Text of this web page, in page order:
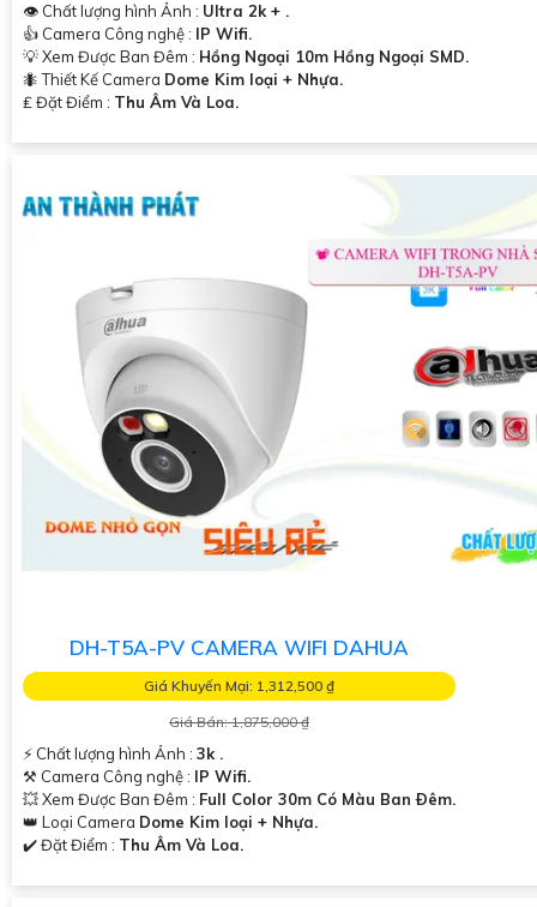
👁 Chất lượng hình Ảnh : Ultra 2k + .
👍 Camera Công nghệ : IP Wifi.
💡 Xem Được Ban Đêm : Hồng Ngoại 10m Hồng Ngoại SMD.
🐜 Thiết Kế Camera Dome Kim loại + Nhựa.
️₤ Đặt Điểm : Thu Âm Và Loa.
DH-T5A-PV CAMERA WIFI DAHUA
Giá Khuyến Mại: 1,312,500 ₫
Giá Bán: 1,875,000 ₫
️⚡ Chất lượng hình Ảnh : 3k .
⚒ Camera Công nghệ : IP Wifi.
💥 Xem Được Ban Đêm : Full Color 30m Có Màu Ban Ðêm.
👑 Loại Camera Dome Kim loại + Nhựa.
️✔️ Đặt Điểm : Thu Âm Và Loa.